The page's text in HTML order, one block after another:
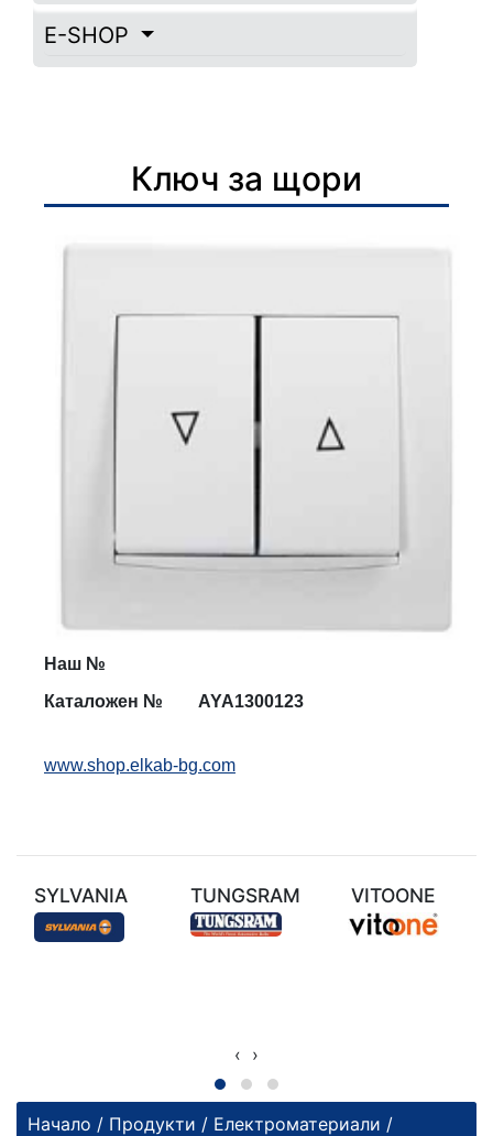
E-SHOP
Ключ за щори
Наш №
Каталожен №
AYA1300123
www.shop.elkab-bg.com
SYLVANIA TUNGSRAM VITOONE
‹ ›
Начало / Продукти / Електроматериали /